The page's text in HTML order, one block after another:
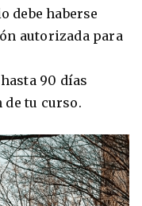
debe haberse
autorizada para
90 días
tu curso.